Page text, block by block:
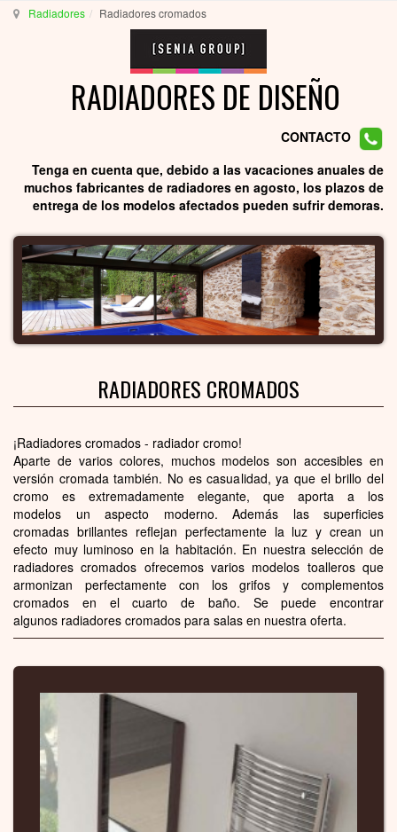
Radiadores Radiadores cromados
RADIADORES DE DISEÑO
CONTACTO
Tenga en cuenta que, debido a las vacaciones anuales de
muchos fabricantes de radiadores en agosto, los plazos de
entrega de los modelos afectados pueden sufrir demoras.
RADIADORES CROMADOS
¡Radiadores cromados - radiador cromo!
Aparte de varios colores, muchos modelos son accesibles en
versión cromada también. No es casualidad, ya que el brillo del
cromo es extremadamente elegante, que aporta a los
modelos un aspecto moderno. Además las superficies
cromadas brillantes reflejan perfectamente la luz y crean un
efecto muy luminoso en la habitación. En nuestra selección de
radiadores cromados ofrecemos varios modelos toalleros que
armonizan perfectamente con los grifos y complementos
cromados en el cuarto de baño. Se puede encontrar
algunos radiadores cromados para salas en nuestra oferta.